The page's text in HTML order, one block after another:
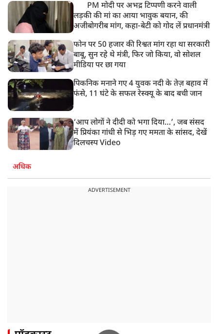
PM मोदी पर अभद्र टिप्पणी करने वाली
लड़की की मां का आया भावुक बयान, की
अजीबोगरीब मांग, कहा-बेटी को गोद लें प्रधानमंत्री
फोन पर 50 हजार की रिश्वत मांग रहा था सरकारी
बाबू, सुन रहे थे मंत्री, फिर जो किया, वो सोशल
मीडिया पर छा गया
पिकनिक मनाने गए 4 युवक नदी के तेज़ बहाव में
फंसे, 11 घंटे के सफल रेस्क्यू के बाद बची जान
‘आप लोगों ने दीदी को भगा दिया…’, जब संसद
में प्रियंका गांधी से भिड़ गए ममता के सांसद, देखें
दिलचस्प Video
अधिक
ADVERTISEMENT